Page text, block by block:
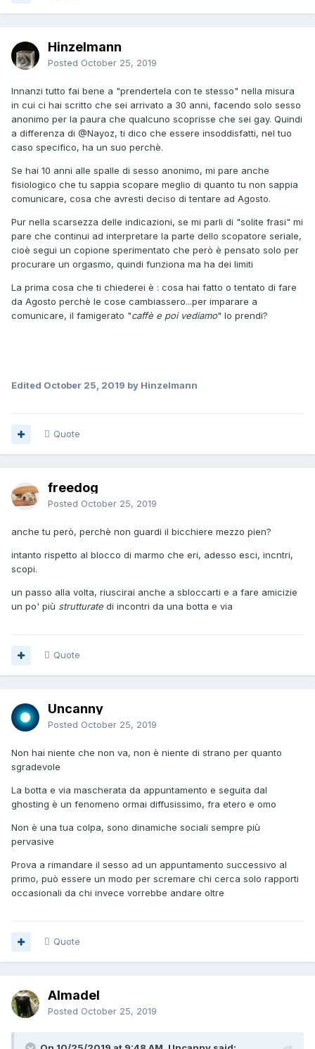
Hinzelmann
Posted October 25, 2019
Innanzi tutto fai bene a "prendertela con te stesso" nella misura
in cui ci hai scritto che sei arrivato a 30 anni, facendo solo sesso
anonimo per la paura che qualcuno scoprisse che sei gay. Quindi
a differenza di @Nayoz, ti dico che essere insoddisfatti, nel tuo
caso specifico, ha un suo perchè.
Se hai 10 anni alle spalle di sesso anonimo, mi pare anche
fisiologico che tu sappia scopare meglio di quanto tu non sappia
comunicare, cosa che avresti deciso di tentare ad Agosto.
Pur nella scarsezza delle indicazioni, se mi parli di "solite frasi" mi
pare che continui ad interpretare la parte dello scopatore seriale,
cioè segui un copione sperimentato che però è pensato solo per
procurare un orgasmo, quindi funziona ma ha dei limiti
La prima cosa che ti chiederei è : cosa hai fatto o tentato di fare
da Agosto perchè le cose cambiassero...per imparare a
comunicare, il famigerato "caffè e poi vediamo" lo prendi?
Edited October 25, 2019 by Hinzelmann
Quote
freedog
Posted October 25, 2019
anche tu però, perchè non guardi il bicchiere mezzo pien?
intanto rispetto al blocco di marmo che eri, adesso esci, incntri,
scopi.
un passo alla volta, riuscirai anche a sbloccarti e a fare amicizie
un po' più strutturate di incontri da una botta e via
Quote
Uncanny
Posted October 25, 2019
Non hai niente che non va, non è niente di strano per quanto
sgradevole
La botta e via mascherata da appuntamento e seguita dal
ghosting è un fenomeno ormai diffusissimo, fra etero e omo
Non è una tua colpa, sono dinamiche sociali sempre più
pervasive
Prova a rimandare il sesso ad un appuntamento successivo al
primo, può essere un modo per scremare chi cerca solo rapporti
occasionali da chi invece vorrebbe andare oltre
Quote
Almadel
Posted October 25, 2019